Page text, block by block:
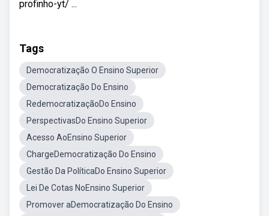
profinho-yt/ ...
Tags
Democratização O Ensino Superior
Democratização Do Ensino
RedemocratizaçãoDo Ensino
PerspectivasDo Ensino Superior
Acesso AoEnsino Superior
ChargeDemocratização Do Ensino
Gestão Da PolíticaDo Ensino Superior
Lei De Cotas NoEnsino Superior
Promover aDemocratização Do Ensino